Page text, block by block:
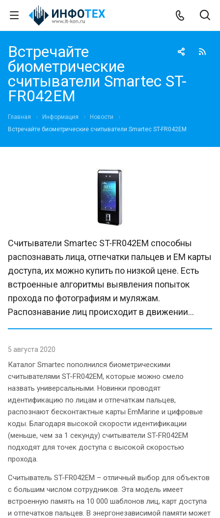
Встречайте
биометрические
считыватели Smartec ST-
FR042EM
Главная Информация
Новости
Встречайте биометрические считыватели Smartec ST-FR042EM
Считыватели Smartec ST-FR042EM способны
распознавать лица, отпечатки пальцев и EM карты
доступа, их можно купить по низкой цене. Есть
встроенные алгоритмы выявления попыток
прохода по фотографиям и муляжам.
Распознавание лиц происходит в движении...
5 августа 2020
Каталог Smartec пополнился биометрическими
считывателями ST-FR042EM, которые можно смело
назвать универсальными. Новинки проводят
идентификацию по лицам и отпечаткам пальцев,
распознают бесконтактные карты EmMarine и цифровые
коды. Благодаря высокой скорости идентификации
(меньше, чем за 1 секунду) считыватели ST-FR042EM
подходят для точек доступа с высокой скоростью
прохода.
Считыватель ST-FR042EM – отличный выбор для объектов
с большим числом сотрудников. Эта модель имеет
встроенную память на 10 000 шаблонов лиц, карт доступа
и отпечатков пальцев. В энергонезависимой памяти может